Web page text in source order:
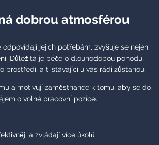
dobrou atmosférou
odpovídají jejich potřebám, zvyšuje se nejen
Důležitá je péče o dlouhodobou pohodu,
prostředí, a ti stávající u vás rádi zůstanou.
a motivují zaměstnance k tomu, aby se do
o volné pracovní pozice.
a zvládají více úkolů.